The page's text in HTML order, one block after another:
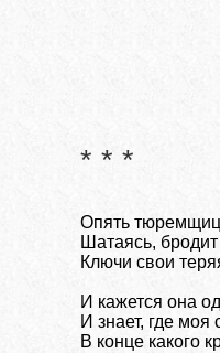
* * *
Опять
Шатаясь, бродит
Ключи свои
И кажется она
И знает, где моя
В конце какого